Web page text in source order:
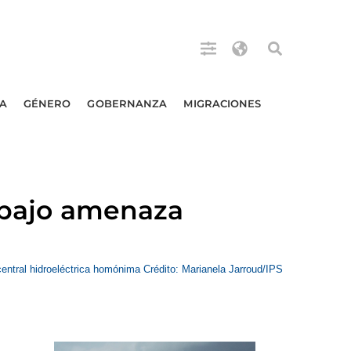
GÉNERO GOBERNANZA MIGRACIONES
amenaza